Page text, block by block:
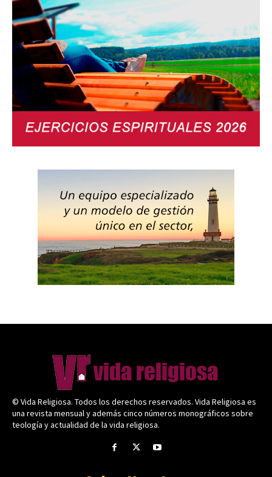
© Vida Religiosa. Todos los derechos reservados. Vida Religiosa es
una revista mensual y además cinco números monográficos sobre
teología y actualidad de la vida religiosa.